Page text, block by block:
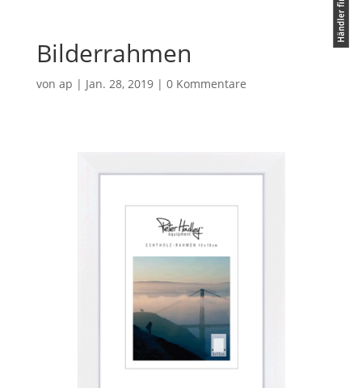
Bilderrahmen
von ap | Jan. 28, 2019| 0 Kommentare